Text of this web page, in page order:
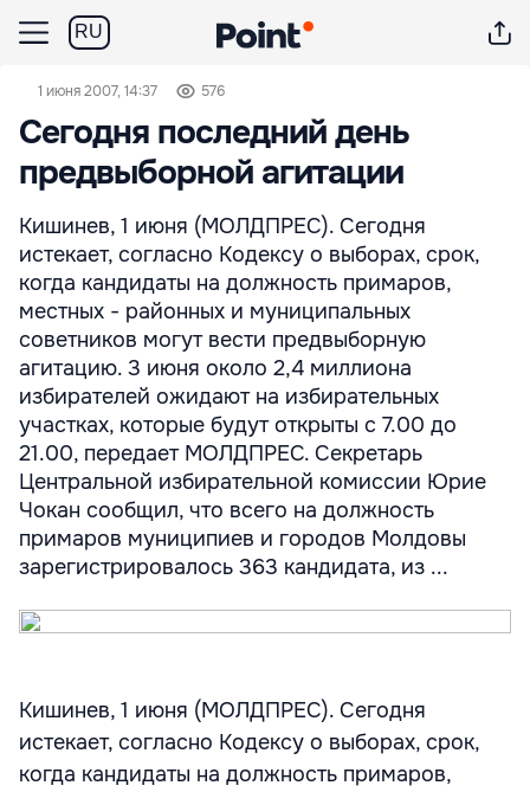
RU
1 июня 2007, 14:37 576
Сегодня последний день
предвыборной агитации
Кишинев, 1 июня (МОЛДПРЕС). Сегодня
истекает, согласно Кодексу о выборах, срок,
когда кандидаты на должность примаров,
местных - районных и муниципальных
советников могут вести предвыборную
агитацию. 3 июня около 2,4 миллиона
избирателей ожидают на избирательных
участках, которые будут открыты с 7.00 до
21.00, передает МОЛДПРЕС. Секретарь
Центральной избирательной комиссии Юрие
Чокан сообщил, что всего на должность
примаров муниципиев и городов Молдовы
зарегистрировалось 363 кандидата, из ...
Кишинев, 1 июня (МОЛДПРЕС). Сегодня
истекает, согласно Кодексу о выборах, срок,
когда кандидаты на должность примаров,